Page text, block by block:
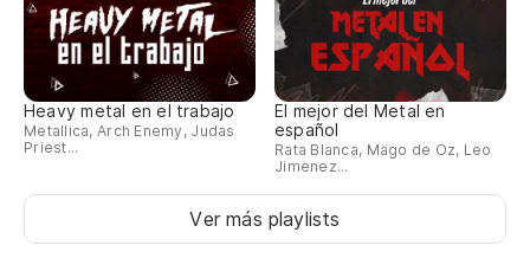
Heavy metal en el trabajo
Metallica, Arch Enemy, Judas
Priest...
El mejor del Metal en
español
Rata Blanca, Mägo de Oz, Leo
Jimenez...
Ver más playlists